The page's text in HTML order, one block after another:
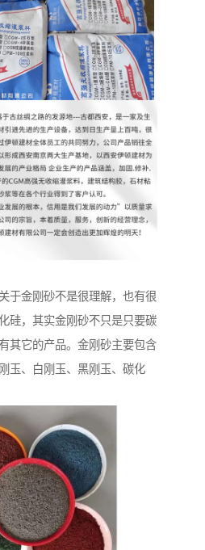
于金刚砂不是很理解，也有很
硅，其实金刚砂不只是只要碳
其它的产品。金刚砂主要包含
玉、白刚玉、黑刚玉、碳化